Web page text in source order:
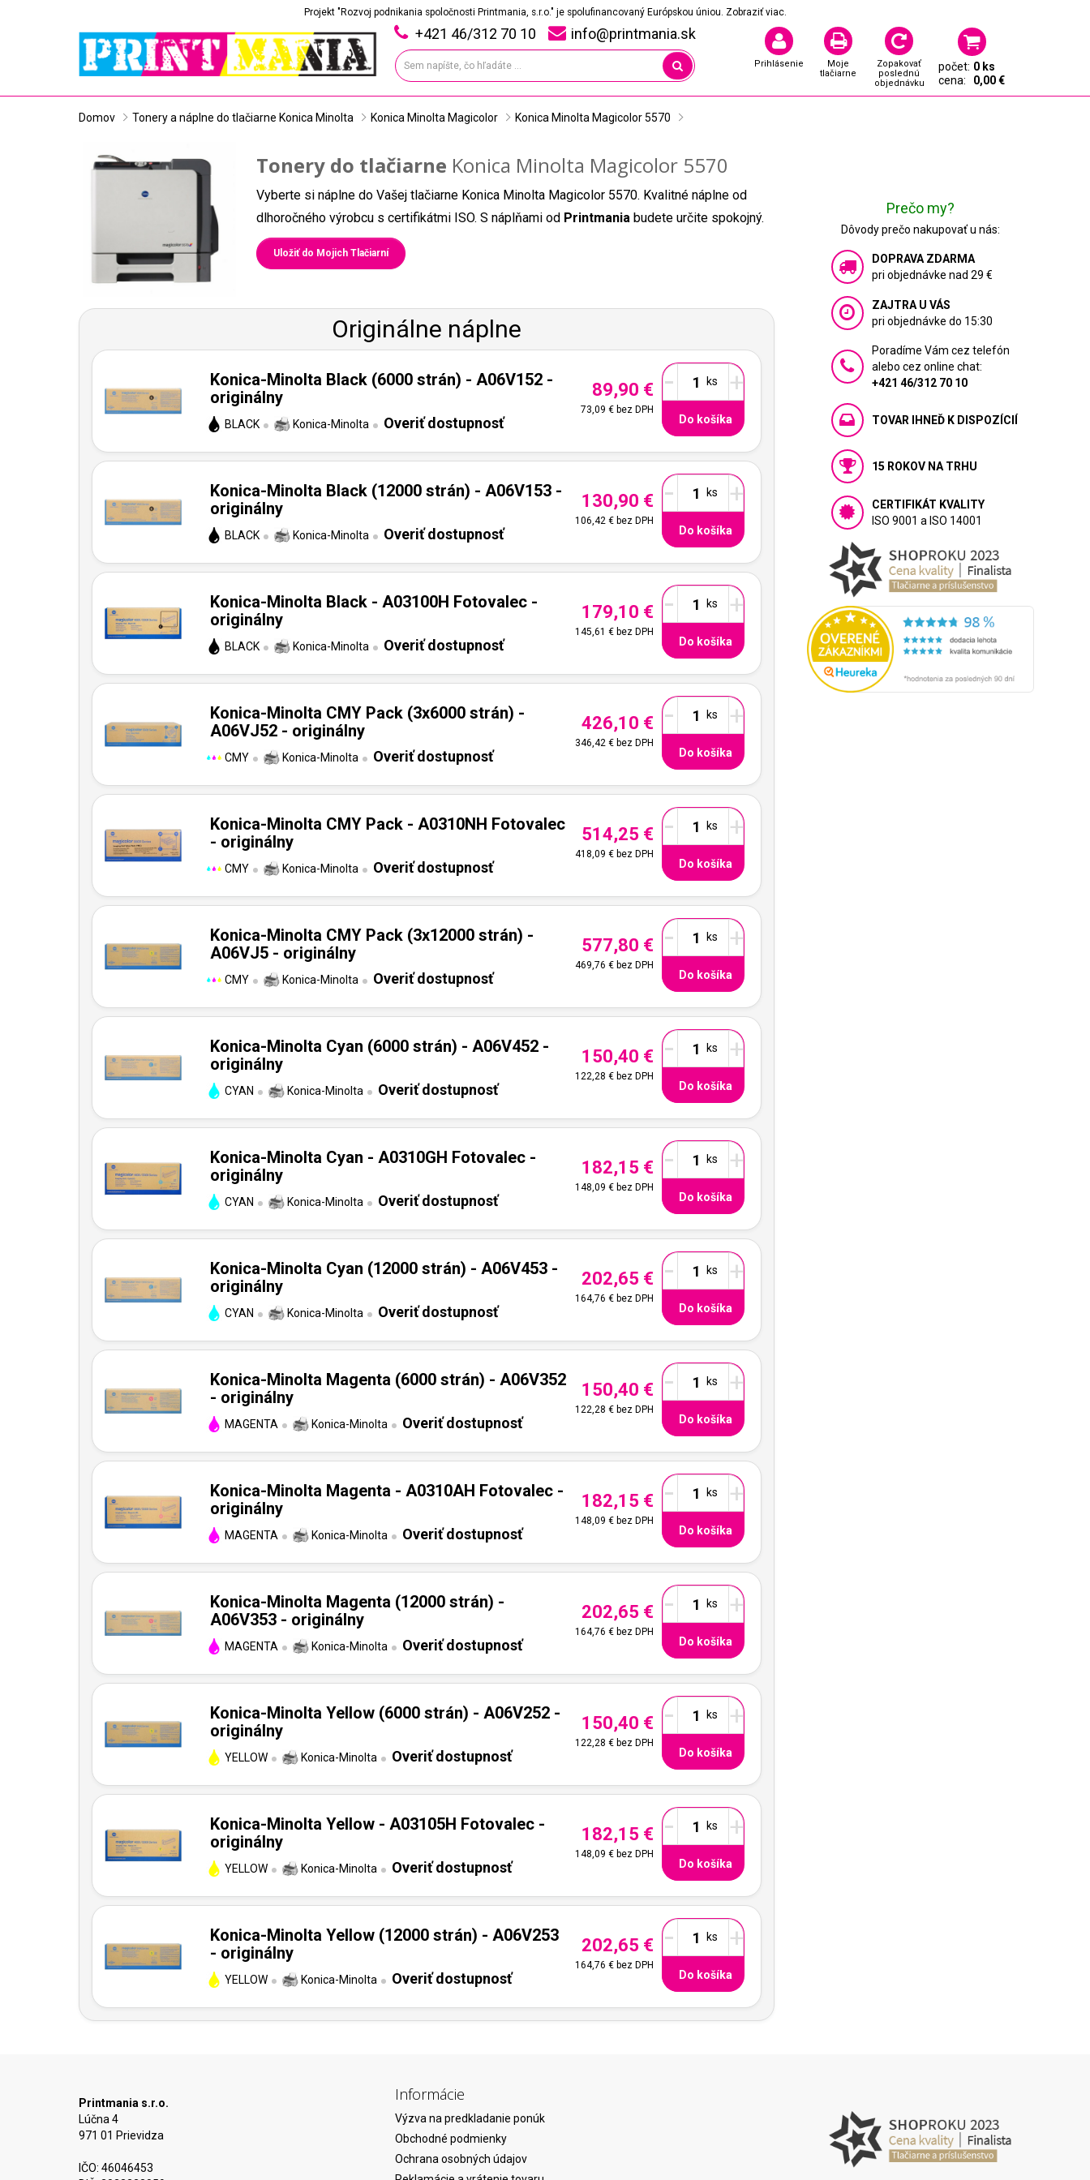
Projekt "Rozvoj podnikania spoločnosti Printmania, s.r.o." je spolufinancovaný Európskou úniou. Zobraziť viac.
+421 46/312 70 10 info@printmania.sk
Prihlásenie
Moje
tlačiarne
Zopakovať
poslednú
objednávku
počet: 0 ks
cena:
0,00 €
Domov Tonery a náplne do tlačiarne Konica Minolta Konica Minolta Magicolor Konica Minolta Magicolor 5570
Tonery do tlačiarne Konica Minolta Magicolor 5570
Vyberte si náplne do Vašej tlačiarne Konica Minolta Magicolor 5570. Kvalitné náplne od
dlhoročného výrobcu s certifikátmi ISO. S náplňami od Printmania budete určite spokojný.
Uložiť do Mojich Tlačiarní
Originálne náplne
Konica-Minolta Black (6000 strán) - A06V152 -
originálny
BLACK Konica-Minolta Overiť dostupnosť
89,90 €
73,09 €bez DPH
- +
Do košíka
Konica-Minolta Black (12000 strán) - A06V153 -
originálny
BLACK Konica-Minolta Overiť dostupnosť
130,90 €
106,42 €bez DPH
- +
Do košíka
Konica-Minolta Black - A03100H Fotovalec -
originálny
BLACK Konica-Minolta Overiť dostupnosť
179,10 €
145,61 €bez DPH
- +
Do košíka
Konica-Minolta CMY Pack (3x6000 strán) -
A06VJ52 - originálny
CMY Konica-Minolta Overiť dostupnosť
426,10 €
346,42 €bez DPH
- +
Do košíka
Konica-Minolta CMY Pack - A0310NH Fotovalec
- originálny
CMY Konica-Minolta Overiť dostupnosť
514,25 €
418,09 €bez DPH
- +
Do košíka
Konica-Minolta CMY Pack (3x12000 strán) -
A06VJ5 - originálny
CMY Konica-Minolta Overiť dostupnosť
577,80 €
469,76 €bez DPH
- +
Do košíka
Konica-Minolta Cyan (6000 strán) - A06V452 -
originálny
CYAN Konica-Minolta Overiť dostupnosť
150,40 €
122,28 €bez DPH
- +
Do košíka
Konica-Minolta Cyan - A0310GH Fotovalec -
originálny
CYAN Konica-Minolta Overiť dostupnosť
182,15 €
148,09 €bez DPH
- +
Do košíka
Konica-Minolta Cyan (12000 strán) - A06V453 -
originálny
CYAN Konica-Minolta Overiť dostupnosť
202,65 €
164,76 €bez DPH
- +
Do košíka
Konica-Minolta Magenta (6000 strán) - A06V352
- originálny
MAGENTA Konica-Minolta Overiť dostupnosť
150,40 €
122,28 €bez DPH
- +
Do košíka
Konica-Minolta Magenta - A0310AH Fotovalec -
originálny
MAGENTA Konica-Minolta Overiť dostupnosť
182,15 €
148,09 €bez DPH
- +
Do košíka
Konica-Minolta Magenta (12000 strán) -
A06V353 - originálny
MAGENTA Konica-Minolta Overiť dostupnosť
202,65 €
164,76 €bez DPH
- +
Do košíka
Konica-Minolta Yellow (6000 strán) - A06V252 -
originálny
YELLOW Konica-Minolta Overiť dostupnosť
150,40 €
122,28 €bez DPH
- +
Do košíka
Konica-Minolta Yellow - A03105H Fotovalec -
originálny
YELLOW Konica-Minolta Overiť dostupnosť
182,15 €
148,09 €bez DPH
- +
Do košíka
Konica-Minolta Yellow (12000 strán) - A06V253
- originálny
YELLOW Konica-Minolta Overiť dostupnosť
202,65 €
164,76 €bez DPH
- +
Do košíka
Prečo my?
Dôvody prečo nakupovať u nás:
DOPRAVA ZDARMA
pri objednávke nad 29 €
ZAJTRA U VÁS
pri objednávke do 15:30
Poradíme Vám cez telefón
alebo cez online chat:
+421 46/312 70 10
TOVAR IHNEĎ K DISPOZÍCIÍ
15 ROKOV NA TRHU
CERTIFIKÁT KVALITY
ISO 9001 a ISO 14001
Printmania s.r.o.
Lúčna 4
971 01 Prievidza
IČO: 46046453
Informácie
Výzva na predkladanie ponúk
Obchodné podmienky
Ochrana osobných údajov